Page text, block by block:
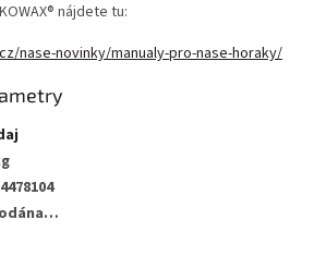
nájdete tu:
nase-novinky/manualy-pro-nase-horaky/